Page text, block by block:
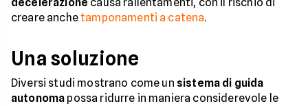
decelerazione causa rallentamenti, con il rischio di
creare anchetamponamenti a catena.
Una soluzione
Diversi studi mostrano come un sistema di guida
autonoma possa ridurre in maniera considerevole le